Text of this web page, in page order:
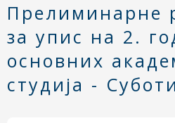
Прелиминарне
за упис на 2.
основних
студија -